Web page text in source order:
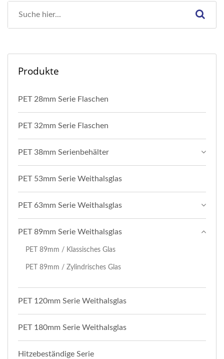
Produkte
PET 28mm Serie Flaschen
PET 32mm Serie Flaschen
PET 38mm Serienbehälter
PET 53mm Serie Weithalsglas
PET 63mm Serie Weithalsglas
PET 89mm Serie Weithalsglas
PET 89mm / Klassisches Glas
PET 89mm / Zylindrisches Glas
PET 120mm Serie Weithalsglas
PET 180mm Serie Weithalsglas
Hitzebeständige Serie